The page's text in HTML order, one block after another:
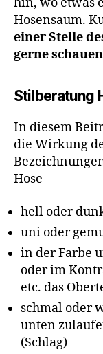
Hosensaum.
einer Stelle
gerne
Stilberatung
In diesem
die Wirkung
Hose
hell oder
uni oder
in der Farbe
oder im
etc. das
schmal oder
unten
(Schlag)